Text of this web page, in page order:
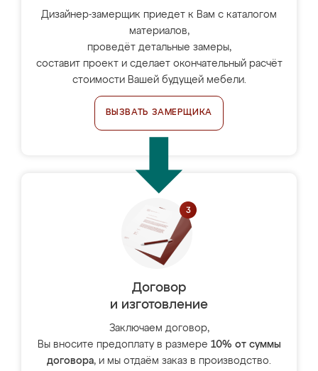
Дизайнер-замерщик приедет к Вам с каталогом
материалов,
проведёт детальные замеры,
составит проект и сделает окончательный расчёт
стоимости Вашей будущей мебели.
ВЫЗВАТЬ ЗАМЕРЩИКА
Договор
и изготовление
Заключаем договор,
Вы вносите предоплату в размере 10% от суммы
договора, и мы отдаём заказ в производство.